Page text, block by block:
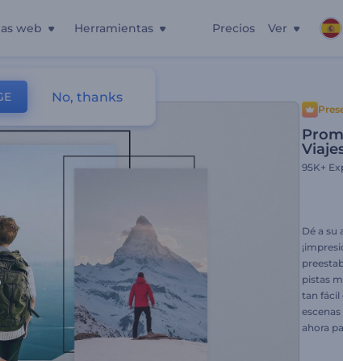
web Herramientas Precios Ver
95K+
Dé a su
pistas
tan fácil
ahora
No, thanks